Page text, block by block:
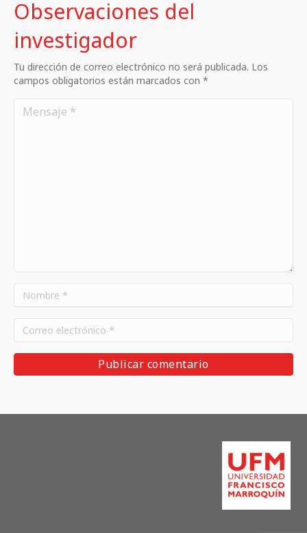
Observaciones del
investigador
Tu dirección de correo electrónico no será publicada. Los
campos obligatorios están marcados con *